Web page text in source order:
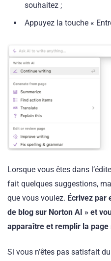
souhaitez ;
Appuyez la touche «
Lorsque vous êtes dans
fait quelques suggestions,
que vous voulez. Écrivez par
de blog sur Norton AI » et
apparaître et remplir la page
Si vous n’êtes pas satisfait